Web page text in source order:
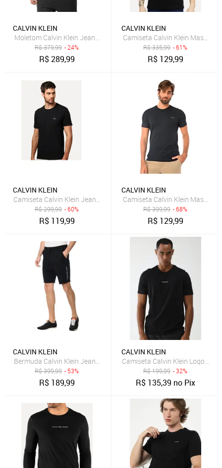
CALVIN KLEIN
Moletom Calvin Klein Jeans Masculino Crewneck Light Front Logo
R$379,99 - 24%
R$289,99
CALVIN KLEIN
Camiseta Calvin Klein
R$335,99 - 61%
R$ 129,99
CALVIN KLEIN
Camiseta Calvin Klein Jeans Masculina New Mono Logo Re Issue
R$299,99 - 60%
R$ 119,99
CALVIN KLEIN
Camiseta Calvin Klein
R$399,99 - 68%
R$ 129,99
CALVIN KLEIN
Bermuda Calvin Klein Jeans Moletom Lateral Logo Preta
R$399,99 - 53%
R$ 189,99
CALVIN KLEIN
Camiseta Calvin Klein Logo
R$199,99 - 32%
R$ 135,39 no Pix